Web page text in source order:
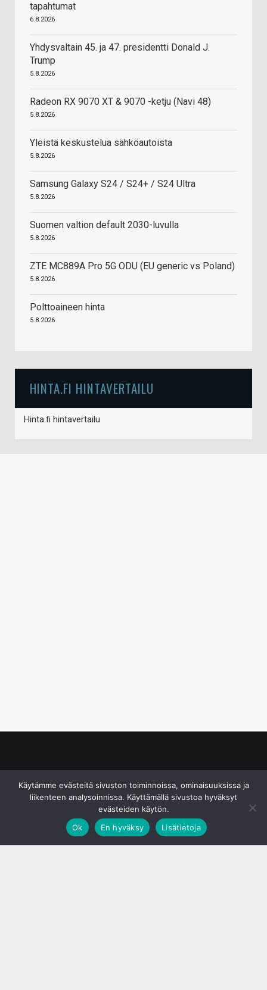
tapahtumat
6.8.2026
Yhdysvaltain 45. ja 47. presidentti Donald J.
Trump
5.8.2026
Radeon RX 9070 XT & 9070 -ketju (Navi 48)
5.8.2026
Yleistä keskustelua sähköautoista
5.8.2026
Samsung Galaxy S24 / S24+ / S24 Ultra
5.8.2026
Suomen valtion default 2030-luvulla
5.8.2026
ZTE MC889A Pro 5G ODU (EU generic vs Poland)
5.8.2026
Polttoaineen hinta
5.8.2026
HINTA.FI HINTAVERTAILU
Hinta.fi hintavertailu
Käytämme evästeitä sivuston toiminnoissa, ominaisuuksissa ja
liikenteen analysoinnissa. Käyttämällä sivustoa hyväksyt
evästeiden käytön.
Ok
En hyväksy Lisätietoja